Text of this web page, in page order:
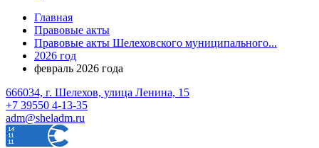
Главная
Правовые акты
Правовые акты Шелеховского муниципального...
2026 год
февраль 2026 года
666034, г. Шелехов, улица Ленина, 15
+7 39550 4-13-35
adm@sheladm.ru